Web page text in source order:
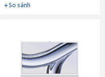
So sánh